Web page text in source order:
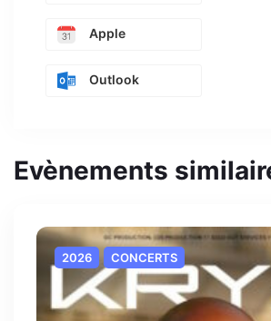
Apple
Outlook
Evènements
2026 CONCERTS